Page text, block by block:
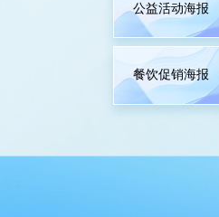
公益活动海报
餐饮促销海报